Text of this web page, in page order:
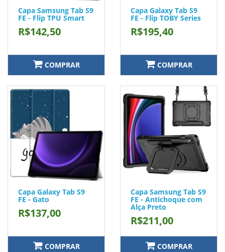
Capa Samsung Tab S9
FE - Flip TPU Smart
R$142,50
COMPRAR
Capa Galaxy Tab S9
FE - Flip TOBY Series
R$195,40
COMPRAR
Capa Galaxy Tab S9
FE - Gato
R$137,00
COMPRAR
Capa Samsung Tab S9
FE - Antichoque com
Alça Preto
R$211,00
COMPRAR